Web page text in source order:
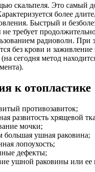
скальпеля. Это самый
более
Быстрый и
не требует
радиоволн. При
без крови и заживление
сегодня метод
к отопластике
противозавиток;
развитость хрящевой
мочки;
большая ушная раковина;
лопоухость;
дефекты;
ушной раковины или ее